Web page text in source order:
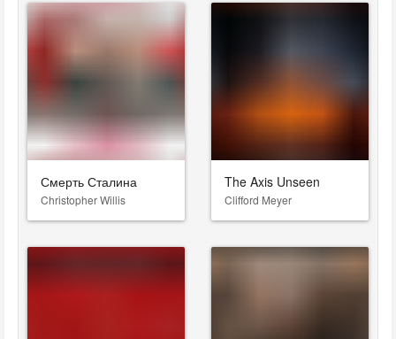
Смерть Сталина
Christopher Willis
The Axis Unseen
Clifford Meyer